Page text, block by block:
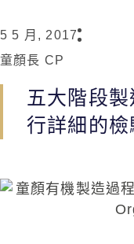
5 5 月, 2017
童顏長 CP
五大階段
行詳細的檢